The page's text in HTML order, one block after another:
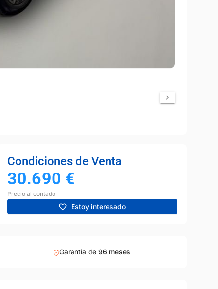
Condiciones de Venta
30.690 €
Precio al contado
Estoy interesado
Garantia de96 meses